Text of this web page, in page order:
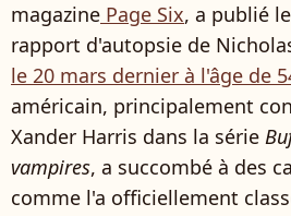
magazine Page Six, a publié
rapport d'autopsie de
le 20 mars dernier à l'âge de
américain, principalement
Xander Harris dans la série
vampires, a succombé à des
comme l'a officiellement